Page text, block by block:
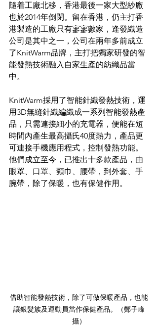
隨着工廠北移，香港最後一家大型紗廠
也於2014年倒閉。留在香港，仍主打香
港製造的工廠只有寥寥數家，逢發織造
公司是其中之一，公司在兩年多前成立
了KnitWarm品牌，主打把獨家研發的智
能發熱技術融入自家生產的紡織品當
中。
KnitWarm採用了智能針織發熱技術，運
用3D無縫針織編織成一系列智能發熱產
品，只需連接細小的充電器，便能在短
時間內產生最高攝氏40度熱力，產品更
可連接手機應用程式，控制發熱功能。
他們成立至今，已推出十多款產品，由
眼罩、口罩、頸巾、腰帶，到外套、手
腕帶，除了保暖，也有保健作用。
借助智能發熱技術，除了可做保暖產品，也能
讓銀髮族及運動員當作保健產品。（鄭子峰
攝）